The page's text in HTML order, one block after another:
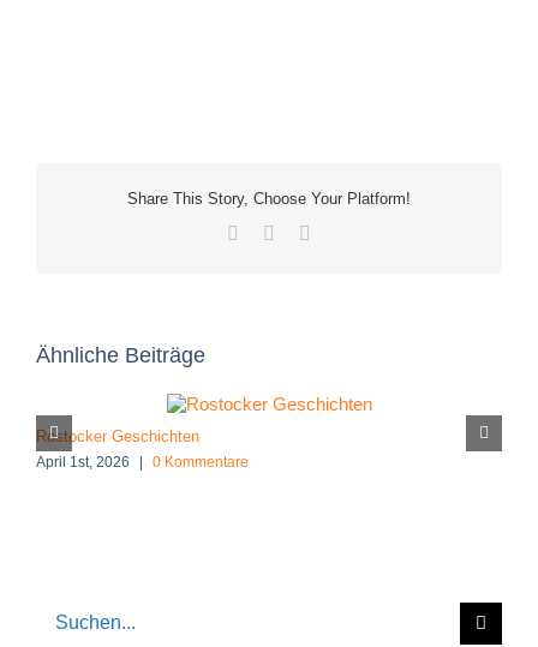
Share This Story, Choose Your Platform!
Facebook
Ähnliche Beiträge
Rostocker Geschichten
April 1st, 2026 | 0 Kommentare
Suche
nach: